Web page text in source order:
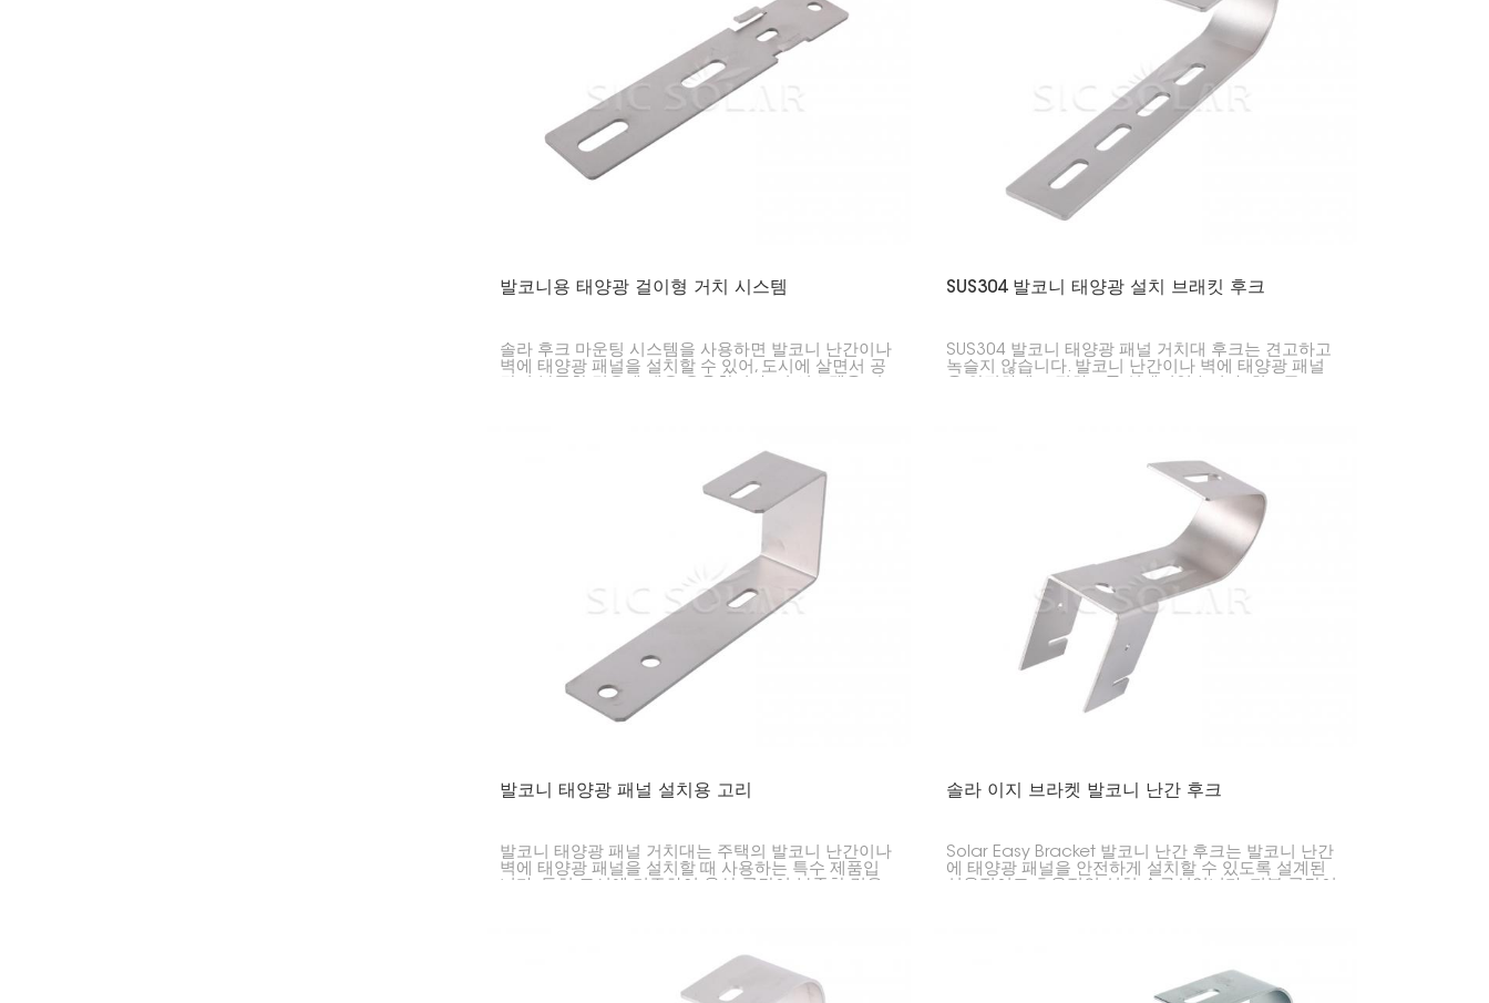
발코니용 태양광 걸이형 거치 시스템
솔라 후크 마운팅 시스템을 사용하면 발코니 난간이나
벽에 태양광 패널을 설치할 수 있어, 도시에 살면서 공
SUS304 발코니 태양광 설치 브래킷 후크
SUS304 발코니 태양광 패널 거치대 후크는 견고하고
녹슬지 않습니다. 발코니 난간이나 벽에 태양광 패널
발코니 태양광 패널 설치용 고리
발코니 태양광 패널 거치대는 주택의 발코니 난간이나
벽에 태양광 패널을 설치할 때 사용하는 특수 제품입
솔라 이지 브라켓 발코니 난간 후크
Solar Easy Bracket 발코니 난간 후크는 발코니 난간
에 태양광 패널을 안전하게 설치할 수 있도록 설계된